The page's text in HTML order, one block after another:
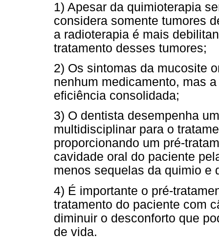
1) Apesar da quimioterapia
considera somente tumores
a radioterapia é mais
tratamento desses tumores;
2) Os sintomas da mucosite
nenhum medicamento, mas
eficiência consolidada;
3) O dentista desempenha
multidisciplinar para o
proporcionando um pré-
cavidade oral do paciente
menos sequelas da quimio e
4) É importante o pré-
tratamento do paciente com
diminuir o desconforto que
de vida.